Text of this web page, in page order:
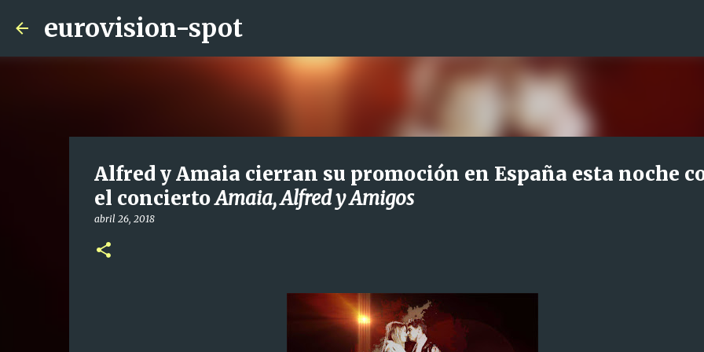
eurovision-spot
Alfred y Amaia cierran su promoción en España esta noche
el conciertoAmaia, Alfred y Amigos
abril 26, 2018